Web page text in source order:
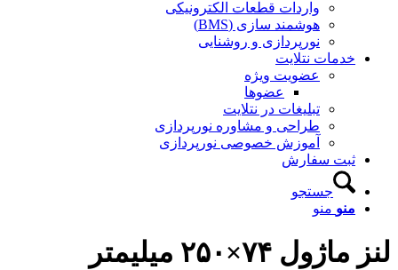
واردات قطعات الکترونیکی
هوشمند سازی (BMS)
نورپردازی و روشنایی
خدمات نتلایت
عضویت ویژه
عضوها
تبلیغات در نتلایت
طراحی و مشاوره نورپردازی
آموزش خصوصی نورپردازی
ثبت سفارش
جستجو
منو منو
لنز ماژول ۷۴×۲۵۰ میلیمتر